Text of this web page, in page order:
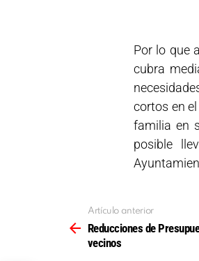
Por lo que
cubra
cortos en
familia en
posible
más
Artículo anterior
Reducciones de
vecinos